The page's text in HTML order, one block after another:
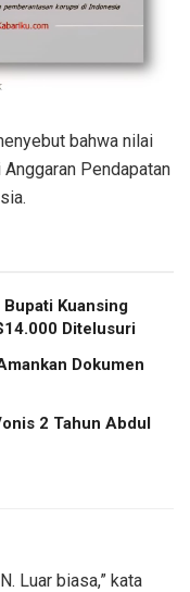
bahwa nilai
Pendapatan
Bupati Kuansing
Ditelusuri
Dokumen
2 Tahun Abdul
Luar biasa,” kata